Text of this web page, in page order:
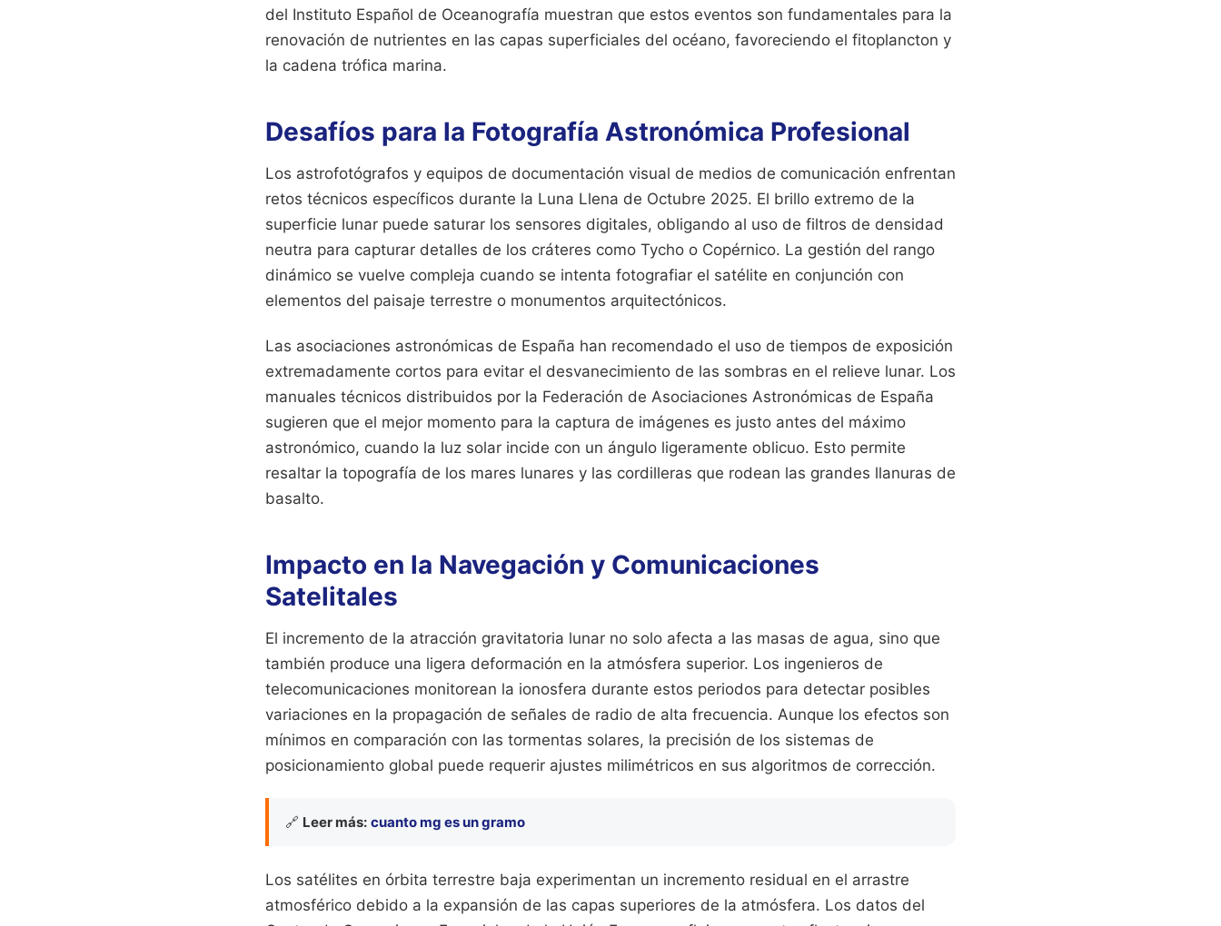
del Instituto Español de Oceanografía muestran que estos eventos son fundamentales para la
renovación de nutrientes en las capas superficiales del océano, favoreciendo el fitoplancton y
la cadena trófica marina.
Desafíos para la Fotografía Astronómica Profesional
Los astrofotógrafos y equipos de documentación visual de medios de comunicación enfrentan
retos técnicos específicos durante la Luna Llena de Octubre 2025. El brillo extremo de la
superficie lunar puede saturar los sensores digitales, obligando al uso de filtros de densidad
neutra para capturar detalles de los cráteres como Tycho o Copérnico. La gestión del rango
dinámico se vuelve compleja cuando se intenta fotografiar el satélite en conjunción con
elementos del paisaje terrestre o monumentos arquitectónicos.
Las asociaciones astronómicas de España han recomendado el uso de tiempos de exposición
extremadamente cortos para evitar el desvanecimiento de las sombras en el relieve lunar. Los
manuales técnicos distribuidos por la Federación de Asociaciones Astronómicas de España
sugieren que el mejor momento para la captura de imágenes es justo antes del máximo
astronómico, cuando la luz solar incide con un ángulo ligeramente oblicuo. Esto permite
resaltar la topografía de los mares lunares y las cordilleras que rodean las grandes llanuras de
basalto.
Impacto en la Navegación y Comunicaciones
Satelitales
El incremento de la atracción gravitatoria lunar no solo afecta a las masas de agua, sino que
también produce una ligera deformación en la atmósfera superior. Los ingenieros de
telecomunicaciones monitorean la ionosfera durante estos periodos para detectar posibles
variaciones en la propagación de señales de radio de alta frecuencia. Aunque los efectos son
mínimos en comparación con las tormentas solares, la precisión de los sistemas de
posicionamiento global puede requerir ajustes milimétricos en sus algoritmos de corrección.
🔗 Leer más: cuanto mg es un gramo
Los satélites en órbita terrestre baja experimentan un incremento residual en el arrastre
atmosférico debido a la expansión de las capas superiores de la atmósfera. Los datos del